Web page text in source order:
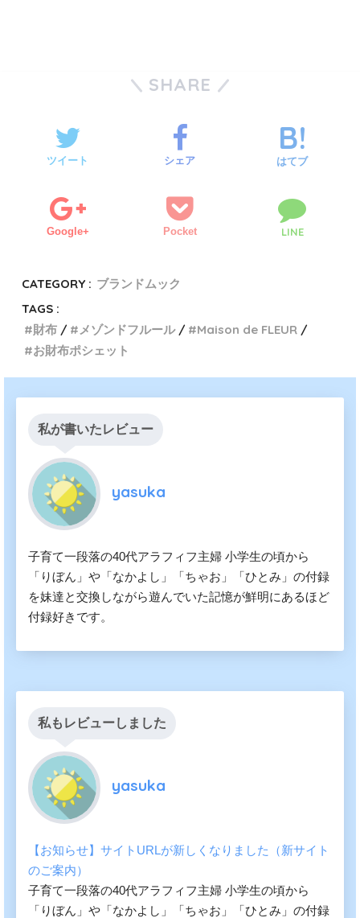
SHARE
ツイート シェア はてブ
Google+ Pocket LINE
CATEGORY : ブランドムック
TAGS :
財布
メゾンドフルール
Maison de FLEUR
お財布ポシェット
私が書いたレビュー
yasuka
子育て一段落の40代アラフィフ主婦 小学生の頃から
「りぼん」や「なかよし」「ちゃお」「ひとみ」の付録
を妹達と交換しながら遊んでいた記憶が鮮明にあるほど
付録好きです。
私もレビューしました
yasuka
【お知らせ】サイトURLが新しくなりました（新サイト
のご案内）
子育て一段落の40代アラフィフ主婦 小学生の頃から
「りぼん」や「なかよし」「ちゃお」「ひとみ」の付録